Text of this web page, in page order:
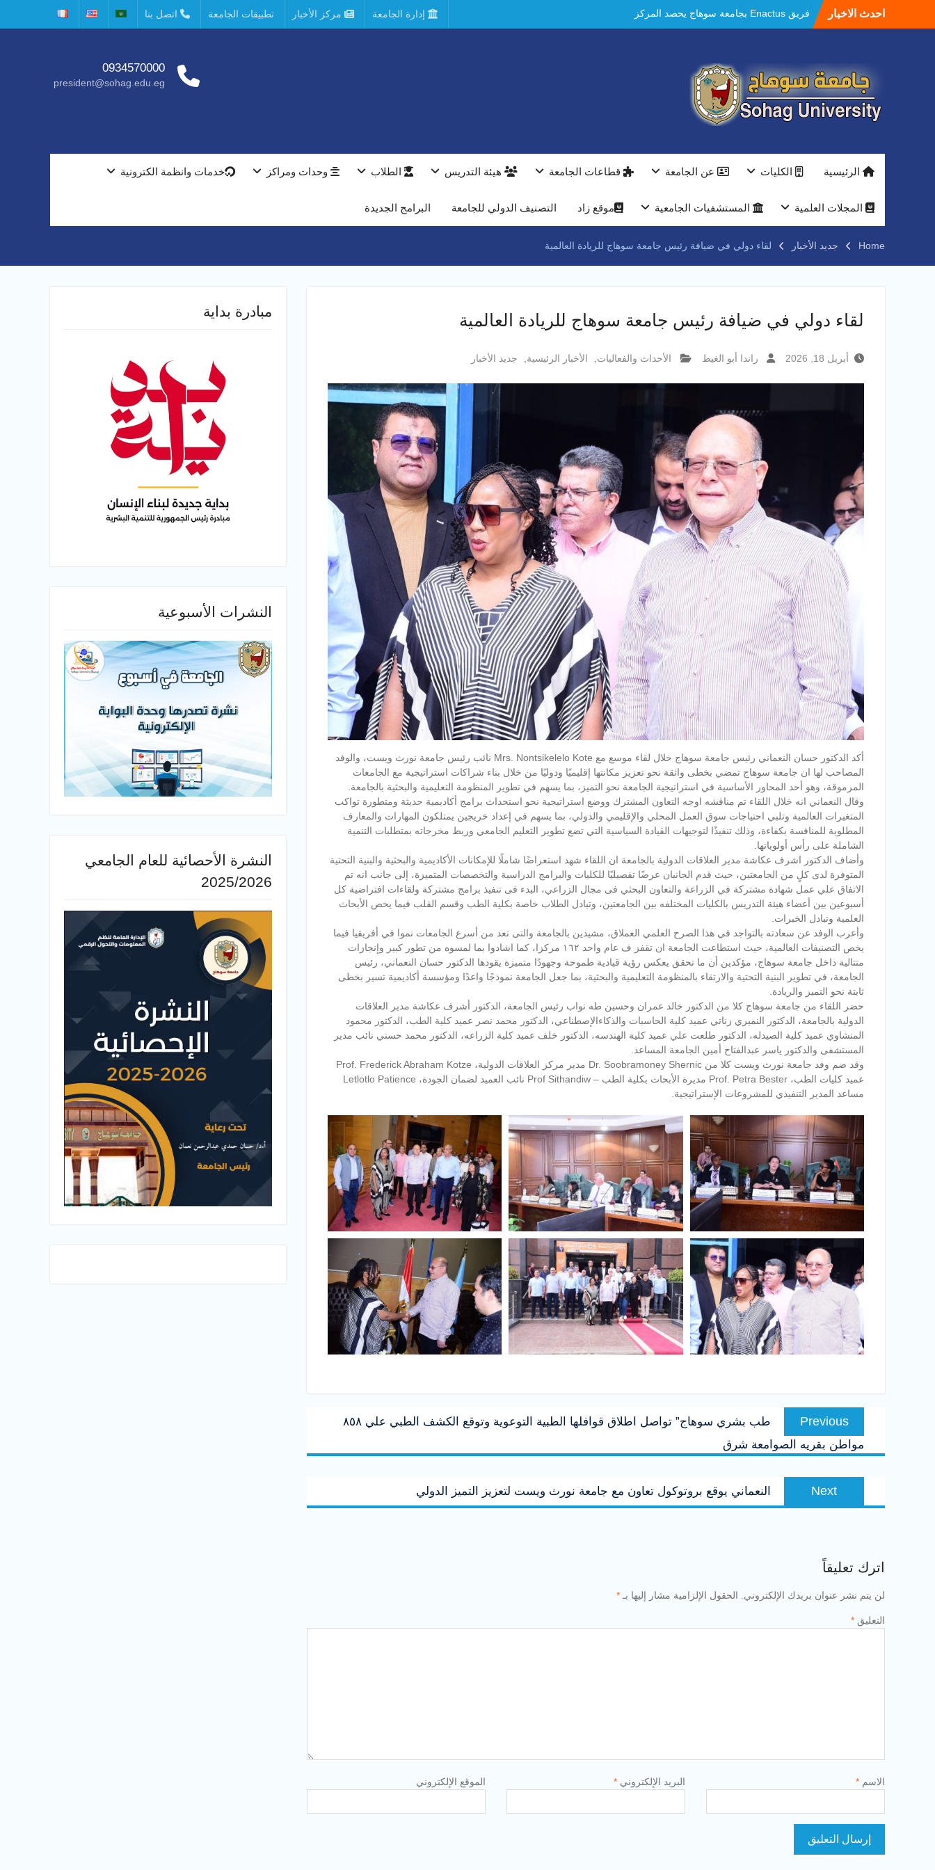
احدث الاخبار
في الاستدامة بالمسابقة القومية Enactus
POEM دون جراحة .
النعماني يلتقي بمدير امن سوهاج الجديد لتقديم
التهنئة عقب توليه مهام منصبه ويشيد بجهود
رجال الشرطه
بجهاز ذكي لتوفير المياه ..جامعة سوهاج تشارك
المؤتمر العلمى الدولى السادس للاتصالات
النعماني والمدير التنفيذي لشركة وادي النيل
جامعة سوهاج تفتح أبوابها لطلاب الثانوية العامة
فى أولى أيام المرحلة الأولى للتنسيق
الإلكتروني للقبول بالجامعات 2026
إدارة الجامعة مركز الأخبار تطبيقات الجامعة اتصل بنا
0934570000
president@sohag.edu.eg
الرئيسية الكليات عن الجامعة قطاعات الجامعة هيئة التدريس الطلاب وحدات ومراكز خدمات وانظمة الكترونية
المجلات العلمية المستشفيات الجامعية موقع زاد التصنيف الدولي للجامعة البرامج الجديدة
Home جديد الأخبار لقاء دولي في ضيافة رئيس جامعة سوهاج للريادة العالمية
لقاء دولي في ضيافة رئيس جامعة سوهاج للريادة العالمية
أبريل 18, 2026 راندا أبو الغيط الأحداث والفعاليات الأخبار الرئيسية جديد الأخبار
أكد الدكتور حسان النعماني رئيس جامعة سوهاج خلال لقاء موسع مع Mrs. Nontsikelelo Kote نائب رئيس جامعة نورث ويست، والوفد
المصاحب لها ان جامعة سوهاج تمضي بخطى واثقة نحو تعزيز مكانتها إقليميًا ودوليًا من خلال بناء شراكات استراتيجية مع الجامعات
المرموقة، وهو أحد المحاور الأساسية في استراتيجية الجامعة نحو التميز، بما يسهم في تطوير المنظومة التعليمية والبحثية بالجامعة.
وقال النعماني انه خلال اللقاء تم مناقشه اوجه التعاون المشترك ووضع استراتيجية نحو استحداث برامج أكاديمية حديثة ومتطورة تواكب
المتغيرات العالمية وتلبي احتياجات سوق العمل المحلي والإقليمي والدولي، بما يسهم في إعداد خريجين يمتلكون المهارات والمعارف
المطلوبة للمنافسة بكفاءة، وذلك تنفيذًا لتوجيهات القيادة السياسية التي تضع تطوير التعليم الجامعي وربط مخرجاته بمتطلبات التنمية
الشاملة على رأس أولوياتها.
وأضاف الدكتور اشرف عكاشة مدير العلاقات الدولية بالجامعة ان اللقاء شهد استعراضًا شاملًا للإمكانات الأكاديمية والبحثية والبنية التحتية
المتوفرة لدى كلٍ من الجامعتين، حيث قدم الجانبان عرضًا تفصيليًا للكليات والبرامج الدراسية والتخصصات المتميزة، إلى جانب انه تم
الاتفاق علي عمل شهادة مشتركة في الزراعة والتعاون البحثي فى مجال الزراعي، البدء فى تنفيذ برامج مشتركة ولقاءات افتراضية كل
أسبوعين بين أعضاء هيئة التدريس بالكليات المختلفه بين الجامعتين، وتبادل الطلاب خاصة بكلية الطب وقسم القلب فيما يخص الأبحاث
العلمية وتبادل الخبرات.
وأعرب الوفد عن سعادته بالتواجد في هذا الصرح العلمي العملاق، مشيدين بالجامعة والتى تعد من أسرع الجامعات نموا في أفريقيا فيما
يخص التصنيفات العالمية، حيث استطاعت الجامعة ان تقفز ف عام واحد ١٦٢ مركزا، كما اشادوا بما لمسوه من تطور كبير وإنجازات
متتالية داخل جامعة سوهاج، مؤكدين أن ما تحقق يعكس رؤية قيادية طموحة وجهودًا متميزة يقودها الدكتور حسان النعماني، رئيس
الجامعة، في تطوير البنية التحتية والارتقاء بالمنظومة التعليمية والبحثية، بما جعل الجامعة نموذجًا واعدًا ومؤسسة أكاديمية تسير بخطى
ثابتة نحو التميز والريادة.
حضر اللقاء من جامعة سوهاج كلا من الدكتور خالد عمران وحسين طه نواب رئيس الجامعة، الدكتور أشرف عكاشة مدير العلاقات
الدولية بالجامعة، الدكتور النميري زناتي عميد كلية الحاسبات والذكاءالإصطناعي، الدكتور محمد نصر عميد كلية الطب، الدكتور محمود
المنشاوي عميد كلية الصيدله، الدكتور طلعت علي عميد كلية الهندسه، الدكتور خلف عميد كلية الزراعه، الدكتور محمد حسني نائب مدير
المستشفى والدكتور ياسر عبدالفتاح أمين الجامعة المساعد.
وقد ضم وفد جامعة نورث ويست كلا من Dr. Soobramoney Shernic مدير مركز العلاقات الدولية، Prof. Frederick Abraham Kotze
عميد كليات الطب، Prof. Petra Bester مديرة الأبحاث بكلية الطب – Prof Sithandiw نائب العميد لضمان الجودة، Letlotlo Patience
مساعد المدير التنفيذي للمشروعات الإستراتيجية.
تصفّح
المقالاتPrevious
Previous
post:
طب بشري سوهاج” تواصل اطلاق قوافلها الطبية التوعوية وتوقع الكشف الطبي علي ٨٥٨
مواطن بقريه الصوامعة شرق
Next
Next
post:
النعماني يوقع بروتوكول تعاون مع جامعة نورث ويست لتعزيز التميز الدولي
اترك تعليقاً
لن يتم نشر عنوان بريدك الإلكتروني. الحقول الإلزامية مشار إليها بـ *
التعليق *
الاسم * البريد الإلكتروني * الموقع الإلكتروني
مبادرة بداية
النشرات الأسبوعية
النشرة الأحصائية للعام الجامعي
2025/2026